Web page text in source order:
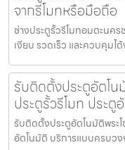
จากรีโมทหรือมือถือ
ช่างประตูรั้วรีโมทอมตะนคร
เงียบ รวดเร็ว และควบคุมไ
รับติดตั้งประตูอัตโน
ประตูรั้วรีโมท ประตู
รับติดตั้งประตูอัตโนมัติพระ
อัตโนมัติ บริการแบบครบว